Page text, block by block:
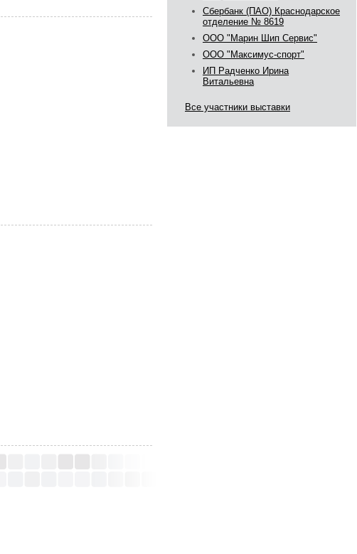
Сбербанк (ПАО) Краснодарское
отделение № 8619
ООО "Марин Шип Сервис"
ООО "Максимус-спорт"
ИП Радченко Ирина
Витальевна
Все участники выставки